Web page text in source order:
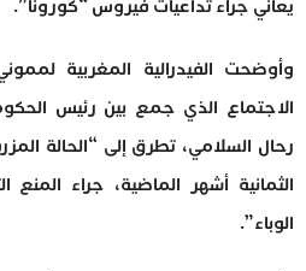
يعاني جراء تداعيات فيروس “كورونا”.
وأوضحت الفيدرالية المغربية
الاجتماع الذي جمع بين رئيس
رحال السلامي، تطرق إلى “الحالة
الثمانية أشهر الماضية، جراء
الوباء”.